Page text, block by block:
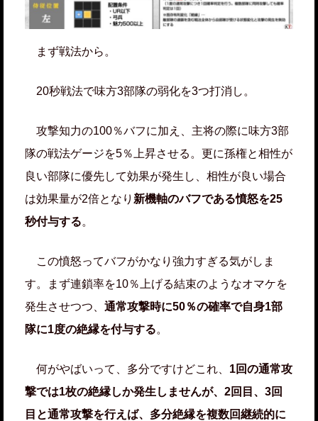
まず戦法から。
20秒戦法で味方3部隊の弱化を3つ打消し。
攻撃知力の100％バフに加え、主将の際に味方3部
隊の戦法ゲージを5％上昇させる。更に孫権と相性が
良い部隊に優先して効果が発生し、相性が良い場合
は効果量が2倍となり 新機軸のバフである憤怒を25
秒付与する。
この憤怒ってバフがかなり強力すぎる気がしま
す。まず連鎖率を10％上げる結束のようなオマケを
発生させつつ、 通常攻撃時に50％の確率で自身1部
隊に1度の絶縁を付与する。
何がやばいって、多分ですけどこれ、 1回の通常攻
撃では1枚の絶縁しか発生しませんが、2回目、3回
目と通常攻撃を行えば、多分絶縁を複数回継続的に